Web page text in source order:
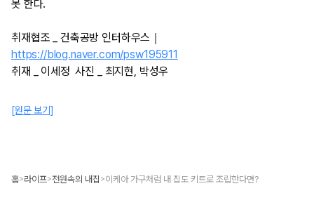
못 한다.
취재협조 _ 건축공방 인터하우스｜
https://blog.naver.com/psw195911
취재 _ 이세정 사진 _ 최지현, 박성우
[원문 보기]
홈>라이프>전원속의 내집 >이케아 가구처럼 내 집도 키트로 조립한다면?